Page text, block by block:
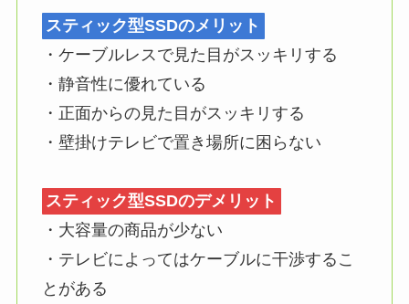
スティック型SSDのメリット
・ケーブルレスで見た目がスッキリする
・静音性に優れている
・正面からの見た目がスッキリする
・壁掛けテレビで置き場所に困らない
スティック型SSDのデメリット
・大容量の商品が少ない
・テレビによってはケーブルに干渉するこ
とがある